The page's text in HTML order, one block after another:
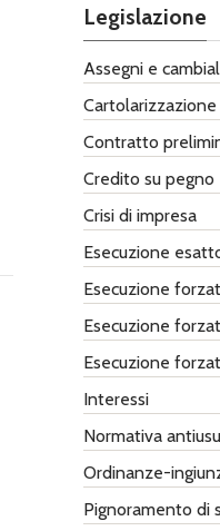
Legislazione
Assegni e
Cartolarizzazione
Contratto
Credito su pegno
Crisi di impresa
Esecuzione
Esecuzione
Esecuzione
Esecuzione
Interessi
Normativa
Ordinanze-
Pignoramento di